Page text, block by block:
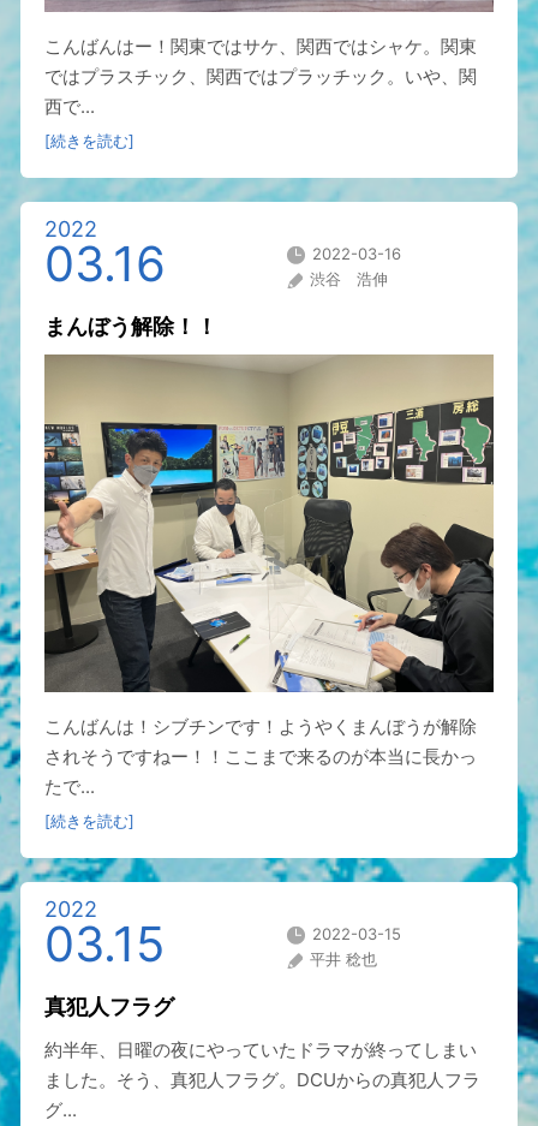
こんばんはー！関東ではサケ、関西ではシャケ。関東
ではプラスチック、関西ではプラッチック。いや、関
西で...
[続きを読む]
2022
03.16
2022-03-16
渋谷 浩伸
まんぼう解除！！
こんばんは！シブチンです！ようやくまんぼうが解除
されそうですねー！！ここまで来るのが本当に長かっ
たで...
[続きを読む]
2022
03.15
2022-03-15
平井 稔也
真犯人フラグ
約半年、日曜の夜にやっていたドラマが終ってしまい
ました。そう、真犯人フラグ。DCUからの真犯人フラ
グ...